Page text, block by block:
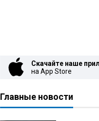
Скачайте наше
на App Store
Главные новости